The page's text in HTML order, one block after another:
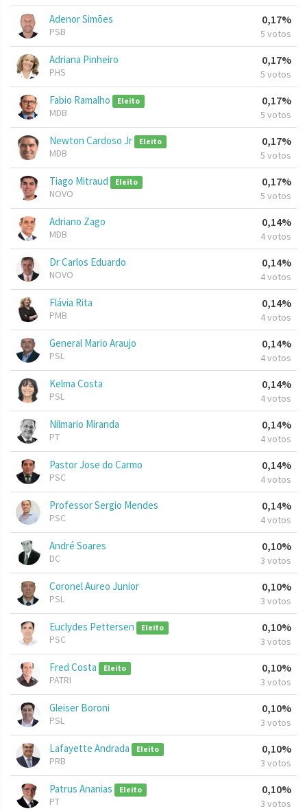
Adenor Simões
PSB
0,17%
5 votos
Adriana Pinheiro
PHS
0,17%
5 votos
Fabio Ramalho Eleito
MDB
0,17%
5 votos
Newton Cardoso Jr Eleito
MDB
0,17%
5 votos
Tiago Mitraud Eleito
NOVO
0,17%
5 votos
Adriano Zago
MDB
0,14%
4 votos
Dr Carlos Eduardo
NOVO
0,14%
4 votos
Flávia Rita
PMB
0,14%
4 votos
General Mario Araujo
PSL
0,14%
4 votos
Kelma Costa
PSL
0,14%
4 votos
Nilmario Miranda
PT
0,14%
4 votos
Pastor Jose do Carmo
PSC
0,14%
4 votos
Professor Sergio Mendes
PSC
0,14%
4 votos
André Soares
DC
0,10%
3 votos
Coronel Aureo Junior
PSL
0,10%
3 votos
Euclydes Pettersen Eleito
PSC
0,10%
3 votos
Fred Costa Eleito
PATRI
0,10%
3 votos
Gleiser Boroni
PSL
0,10%
3 votos
Lafayette Andrada Eleito
PRB
0,10%
3 votos
Patrus Ananias Eleito
PT
0,10%
3 votos